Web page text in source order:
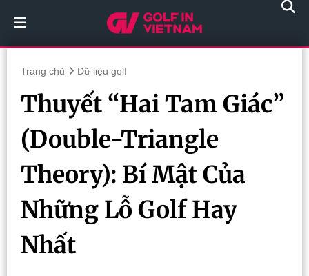
Trang chủ Dữ liệu golf
Thuyết “Hai Tam Giác”
(Double-Triangle
Theory): Bí Mật Của
Những Lỗ Golf Hay
Nhất